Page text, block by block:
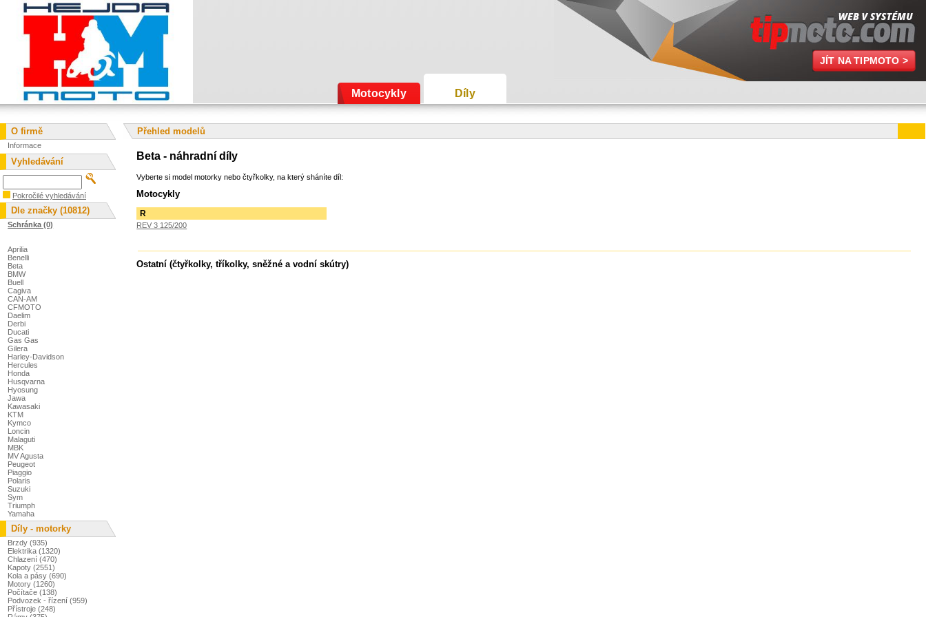
Motocykly Díly
JÍT NA TIPMOTO >
Přehled modelů
Beta - náhradní díly
Vyberte si model motorky nebo čtyřkolky, na který sháníte díl:
Motocykly
R
REV 3 125/200
Ostatní (čtyřkolky, tříkolky, sněžné a vodní skútry)
O firmě
Informace
Vyhledávání
Pokročilé vyhledávání
Dle značky (10812)
Schránka (0)
Aprilia
Benelli
Beta
BMW
Buell
Cagiva
CAN-AM
CFMOTO
Daelim
Derbi
Ducati
Gas Gas
Gilera
Harley-Davidson
Hercules
Honda
Husqvarna
Hyosung
Jawa
Kawasaki
KTM
Kymco
Loncin
Malaguti
MBK
MV Agusta
Peugeot
Piaggio
Polaris
Suzuki
Sym
Triumph
Yamaha
Díly - motorky
Brzdy (935)
Elektrika (1320)
Chlazení (470)
Kapoty (2551)
Kola a pásy (690)
Motory (1260)
Počítače (138)
Podvozek - řízení (959)
Přístroje (248)